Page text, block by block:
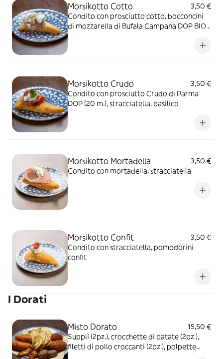
Morsikotto Cotto
3,50 €
Condito con prosciutto cotto, bocconcini
di mozzarella di Bufala Campana DOP BIO,
Morsikotto Crudo
3,50 €
Condito con prosciutto Crudo di Parma
DOP (20 m.), stracciatella, basilico
Morsikotto Mortadella
3,50 €
Condito con mortadella, stracciatella
Morsikotto Confit
3,50 €
Condito con stracciatella, pomodorini
confit
I Dorati
Misto Dorato
15,50 €
Supplì (2pz.), crocchette di patate (2pz.),
filetti di pollo croccanti (2pz.), polpette